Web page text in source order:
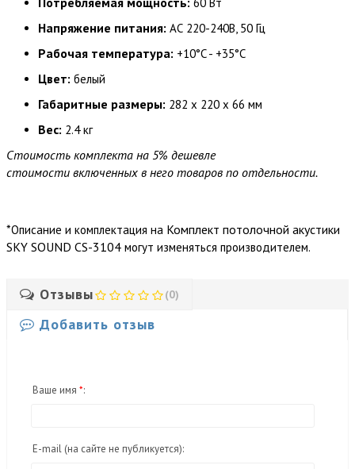
Напряжение питания: АС 220-240В, 50 Гц
Рабочая температура: +10°C - +35°C
Цвет: белый
Габаритные размеры: 282 x 220 x 66 мм
Вес: 2.4 кг
Стоимость комплекта на 5% дешевле
стоимости включенных в него товаров по отдельности.
*Описание и комплектация на Комплект потолочной акустики
SKY SOUND CS-3104 могут изменяться производителем.
Отзывы (0)
Добавить отзыв
Ваше имя *:
E-mail (на сайте не публикуется):